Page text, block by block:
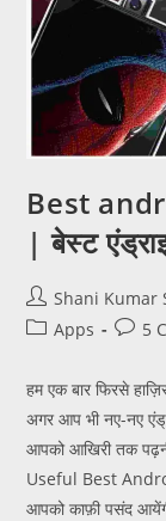
Best
| बेस्ट
Shani Kumar
Apps
5
हम एक बार फिरसे
अगर आप भी नए-नए
आपको आखिरी तक
Useful Best
आपको काफ़ी पसंद